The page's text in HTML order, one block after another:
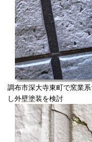
調布市深大寺東町で窯業
し外壁塗装を検討